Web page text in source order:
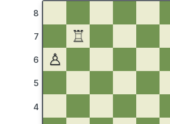
8
7
6
5
4
♖
♙